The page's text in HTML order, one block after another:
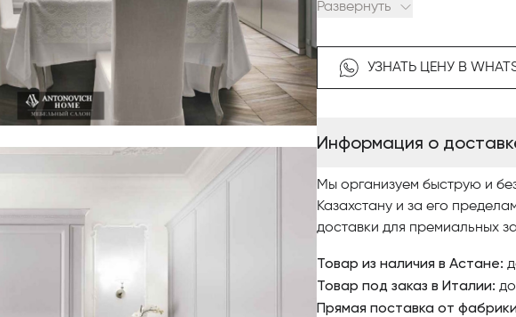
Сочетание различных форм
узкой рамкой в сочетании с
орехового дерева, придаёт
Интерьер всех помещений
Коллекция создаёт
профессиональному
подчёркнута и обогащена
обработанным орехом.
Развернуть
УЗНАТЬ ЦЕНУ В
Информация о
Мы организуем быструю и
Казахстану и за его
доставки для премиальных
Товар из наличия в Астане:
Товар под заказ в Италии:
Прямая поставка от фабрики